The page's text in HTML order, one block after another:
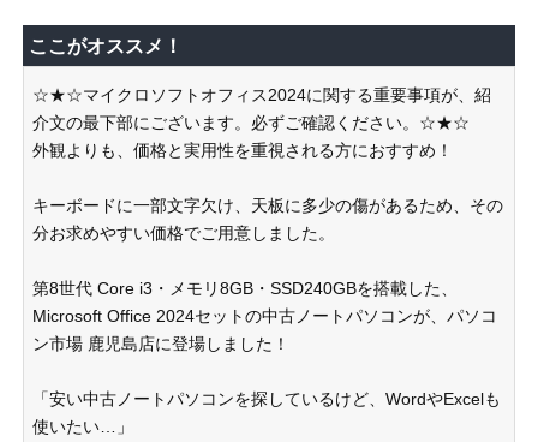
ここがオススメ！
☆★☆マイクロソフトオフィス2024に関する重要事項が、紹
介文の最下部にございます。必ずご確認ください。☆★☆
外観よりも、価格と実用性を重視される方におすすめ！
キーボードに一部文字欠け、天板に多少の傷があるため、その
分お求めやすい価格でご用意しました。
第8世代 Core i3・メモリ8GB・SSD240GBを搭載した、
Microsoft Office 2024セットの中古ノートパソコンが、パソコ
ン市場 鹿児島店に登場しました！
「安い中古ノートパソコンを探しているけど、WordやExcelも
使いたい…」